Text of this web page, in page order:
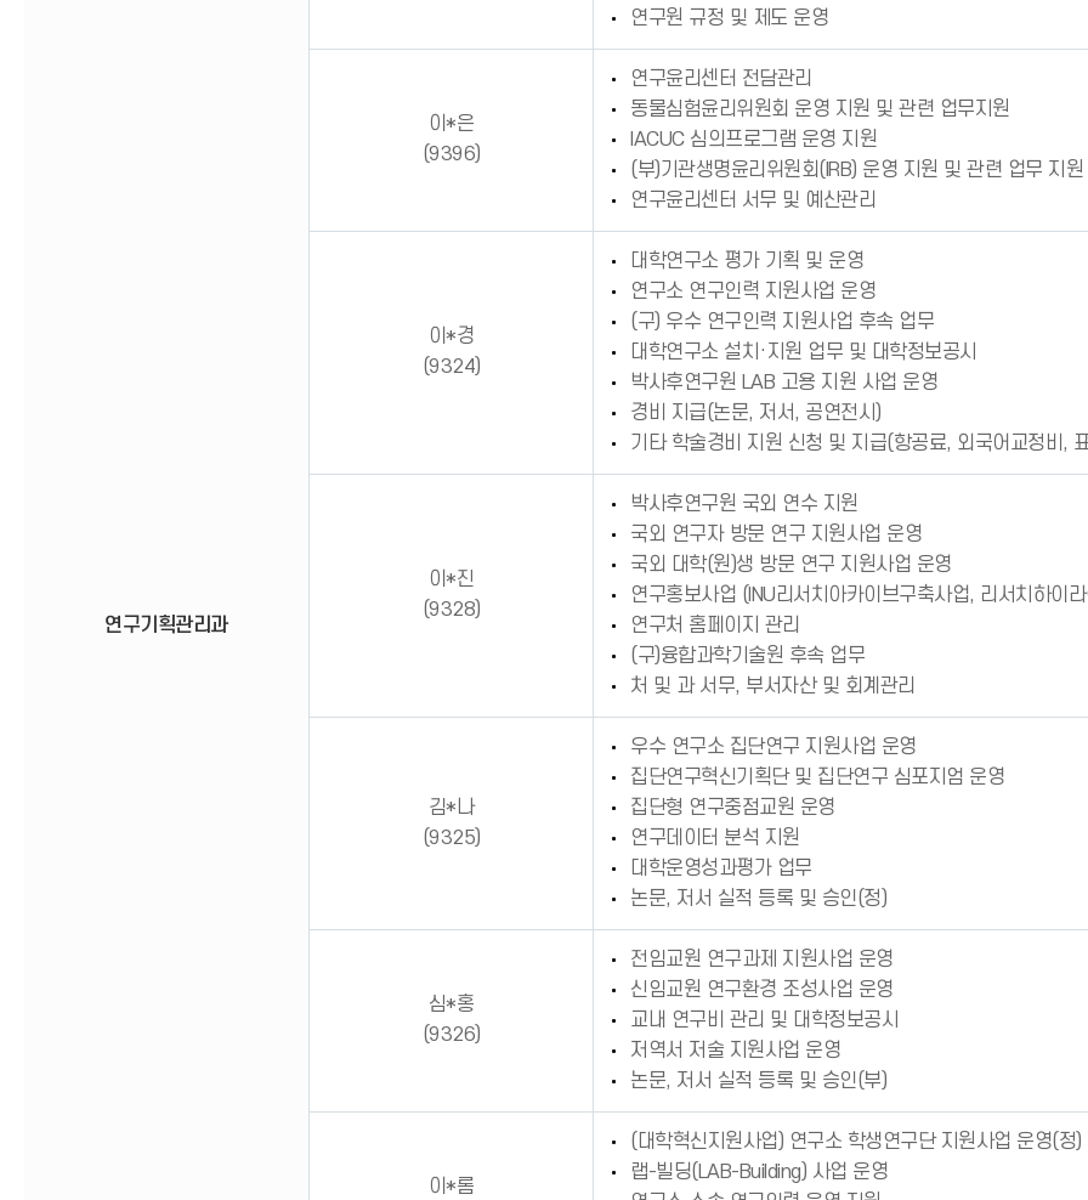
연구기획관리과
연구원 규정 및 제도 운영
이*은
(9396)
연구윤리센터 전담관리
동물심험윤리위원회 운영 지원 및 관련 업무지원
IACUC 심의프로그램 운영 지원
(부)기관생명윤리위원회(IRB) 운영 지원 및 관련 업무 지원
연구윤리센터 서무 및 예산관리
이*경
(9324)
대학연구소 평가 기획 및 운영
연구소 연구인력 지원사업 운영
(구) 우수 연구인력 지원사업 후속 업무
대학연구소 설치·지원 업무 및 대학정보공시
박사후연구원 LAB 고용 지원 사업 운영
경비 지급(논문, 저서, 공연전시)
기타 학술경비 지원 신청 및 지급(항공료, 외국어교정비,
이*진
(9328)
박사후연구원 국외 연수 지원
국외 연구자 방문 연구 지원사업 운영
국외 대학(원)생 방문 연구 지원사업 운영
연구홍보사업 (INU리서치아카이브구축사업, 리서치하이
연구처 홈페이지 관리
(구)융합과학기술원 후속 업무
처 및 과 서무, 부서자산 및 회계관리
김*나
(9325)
우수 연구소 집단연구 지원사업 운영
집단연구혁신기획단 및 집단연구 심포지엄 운영
집단형 연구중점교원 운영
연구데이터 분석 지원
대학운영성과평가 업무
논문, 저서 실적 등록 및 승인(정)
심*홍
(9326)
전임교원 연구과제 지원사업 운영
신임교원 연구환경 조성사업 운영
교내 연구비 관리 및 대학정보공시
저역서 저술 지원사업 운영
논문, 저서 실적 등록 및 승인(부)
이*롬
(대학혁신지원사업) 연구소 학생연구단 지원사업 운영(정)
랩-빌딩(LAB-Building) 사업 운영